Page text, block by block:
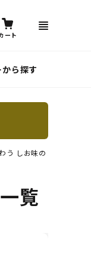
ート
ら探す
う しお味のレビュー一
覧